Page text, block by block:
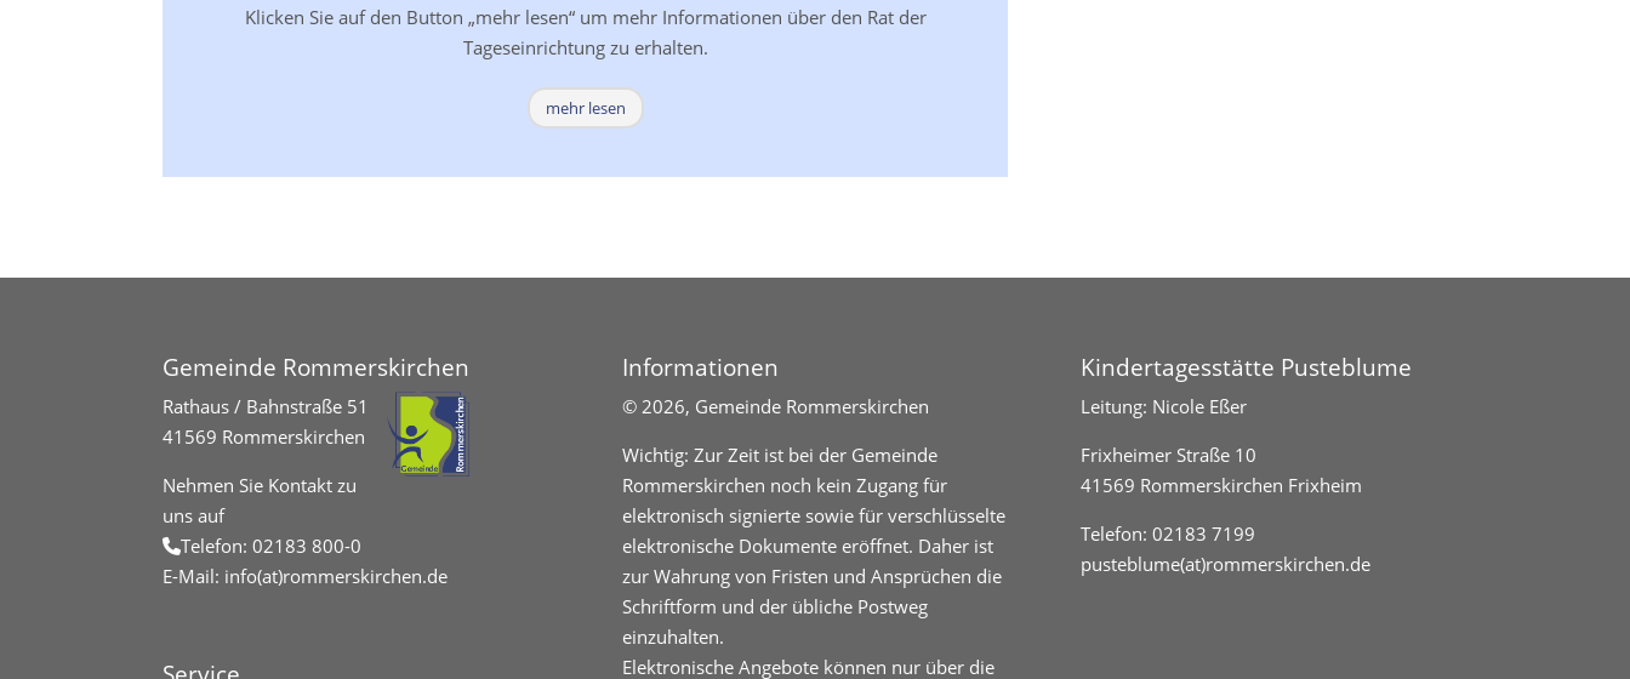
Klicken Sie auf den Button „mehr lesen“ um mehr Informationen über den Rat der
Tageseinrichtung zu erhalten.
mehr lesen
Gemeinde Rommerskirchen
Rathaus / Bahnstraße 51
41569 Rommerskirchen
Nehmen Sie Kontakt zu
uns auf
Telefon:02183 800-0
E-Mail: info(at)rommerskirchen.de
Informationen
© 2026, Gemeinde Rommerskirchen
Wichtig: Zur Zeit ist bei der Gemeinde
Rommerskirchen noch kein Zugang für
elektronisch signierte sowie für verschlüsselte
elektronische Dokumente eröffnet. Daher ist
zur Wahrung von Fristen und Ansprüchen die
Schriftform und der übliche Postweg
einzuhalten.
Elektronische Angebote können nur über die
Kindertagesstätte Pusteblume
Leitung: Nicole Eßer
Frixheimer Straße 10
41569 Rommerskirchen Frixheim
Telefon: 02183 7199
pusteblume(at)rommerskirchen.de